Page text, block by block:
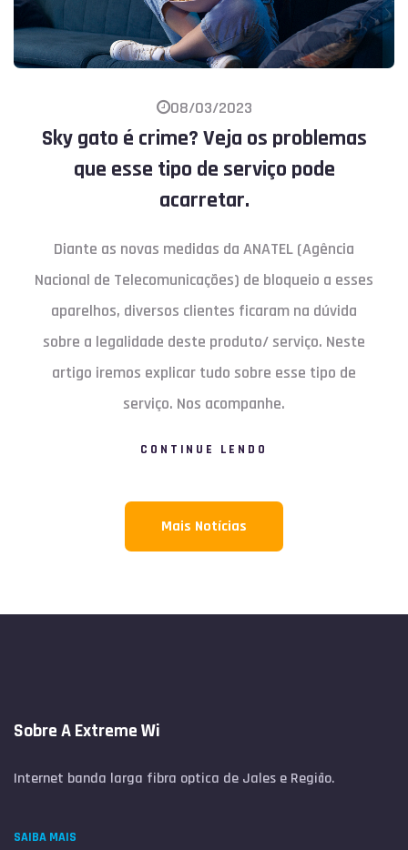
08/03/2023
Sky gato é crime? Veja os problemas
que esse tipo de serviço pode
acarretar.
Diante as novas medidas da ANATEL (Agência
Nacional de Telecomunicações) de bloqueio a esses
aparelhos, diversos clientes ficaram na dúvida
sobre a legalidade deste produto/ serviço. Neste
artigo iremos explicar tudo sobre esse tipo de
serviço. Nos acompanhe.
CONTINUE LENDO
Mais Notícias
Sobre A Extreme Wi
Internet banda larga fibra optica de Jales e Região.
SAIBA MAIS